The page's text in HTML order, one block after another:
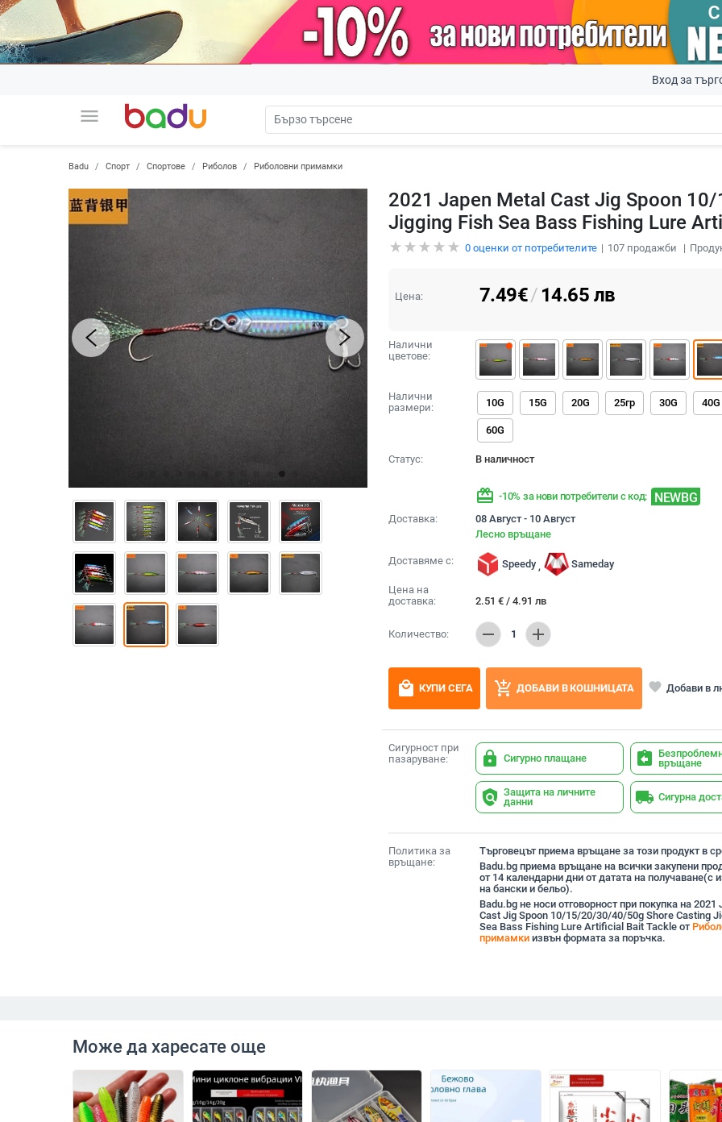
menu
Вход за
Badu Спорт Спортове Риболов Риболовни примамки
2021 Japen Metal Cast Jig Spoon
Jigging Fish Sea Bass Fishing Lure
0оценки от потребителите 107продажби
Цена: 7.49€/ 14.65 лв
Налични
цветове:
Налични
размери:
10G 15G 20G 25гр 30G 40G
60G
Статус: В наличност
redeem -10% за нови потребители с код: NEWBG
Доставка:
08 Август - 10 Август
Лесно връщане
Доставяме с: Speedy , Sameday
Цена на
доставка:
2.51 € / 4.91 лв
Количество: remove 1 add
local_mall КУПИ СЕГА add_shopping_cart ДОБАВИ В КОШНИЦАТА favorite Добави в
Сигурност при
пазаруване:
lock Сигурно плащане assignment_return връщане
policy Защита на личните
данни
local_shipping Сигурна
Политика за
връщане:
Търговецът приема връщане за този продукт в
Badu.bg приема връщане на всички закупени
от 14 календарни дни от датата на получаване(с
на бански и бельо).
Badu.bg не носи отговорност при покупка на 2021
Cast Jig Spoon 10/15/20/30/40/50g Shore Casting
Sea Bass Fishing Lure Artificial Bait Tackle от
примамкиизвън формата за поръчка.
Може да харесате още